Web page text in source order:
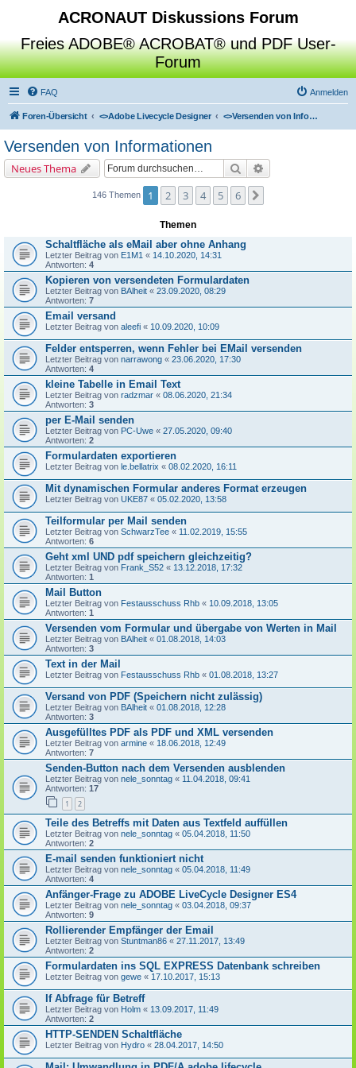
ACRONAUT Diskussions Forum
Freies ADOBE® ACROBAT® und PDF User-
Forum
FAQ Anmelden
Foren-Übersicht <>Adobe Livecycle Designer <>Versenden von Informationen
Versenden von Informationen
Neues Thema Suche
146 Themen 1 2 3 4 5 6
Themen
Schaltfläche als eMail aber ohne Anhang
Letzter Beitrag von E1M1 « 14.10.2020, 14:31
Antworten: 4
Kopieren von versendeten Formulardaten
Letzter Beitrag von BAlheit « 23.09.2020, 08:29
Antworten: 7
Email versand
Letzter Beitrag von aleefi « 10.09.2020, 10:09
Felder entsperren, wenn Fehler bei EMail versenden
Letzter Beitrag von narrawong « 23.06.2020, 17:30
Antworten: 4
kleine Tabelle in Email Text
Letzter Beitrag von radzmar « 08.06.2020, 21:34
Antworten: 3
per E-Mail senden
Letzter Beitrag von PC-Uwe « 27.05.2020, 09:40
Antworten: 2
Formulardaten exportieren
Letzter Beitrag von le.bellatrix « 08.02.2020, 16:11
Mit dynamischen Formular anderes Format erzeugen
Letzter Beitrag von UKE87 « 05.02.2020, 13:58
Teilformular per Mail senden
Letzter Beitrag von SchwarzTee « 11.02.2019, 15:55
Antworten: 6
Geht xml UND pdf speichern gleichzeitig?
Letzter Beitrag von Frank_S52 « 13.12.2018, 17:32
Antworten: 1
Mail Button
Letzter Beitrag von Festausschuss Rhb « 10.09.2018, 13:05
Antworten: 1
Versenden vom Formular und übergabe von Werten in Mail
Letzter Beitrag von BAlheit « 01.08.2018, 14:03
Antworten: 3
Text in der Mail
Letzter Beitrag von Festausschuss Rhb « 01.08.2018, 13:27
Versand von PDF (Speichern nicht zulässig)
Letzter Beitrag von BAlheit « 01.08.2018, 12:28
Antworten: 3
Ausgefülltes PDF als PDF und XML versenden
Letzter Beitrag von armine « 18.06.2018, 12:49
Antworten: 7
Senden-Button nach dem Versenden ausblenden
Letzter Beitrag von nele_sonntag « 11.04.2018, 09:41
Antworten: 17
1 2
Teile des Betreffs mit Daten aus Textfeld auffüllen
Letzter Beitrag von nele_sonntag « 05.04.2018, 11:50
Antworten: 2
E-mail senden funktioniert nicht
Letzter Beitrag von nele_sonntag « 05.04.2018, 11:49
Antworten: 4
Anfänger-Frage zu ADOBE LiveCycle Designer ES4
Letzter Beitrag von nele_sonntag « 03.04.2018, 09:37
Antworten: 9
Rollierender Empfänger der Email
Letzter Beitrag von Stuntman86 « 27.11.2017, 13:49
Antworten: 2
Formulardaten ins SQL EXPRESS Datenbank schreiben
Letzter Beitrag von gewe « 17.10.2017, 15:13
If Abfrage für Betreff
Letzter Beitrag von Holm « 13.09.2017, 11:49
Antworten: 2
HTTP-SENDEN Schaltfläche
Letzter Beitrag von Hydro « 28.04.2017, 14:50